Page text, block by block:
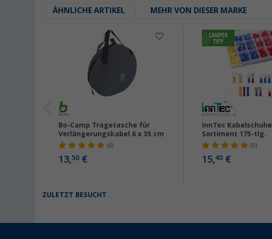
ÄHNLICHE ARTIKEL MEHR VON DIESER MARKE
Bo-Camp Tragetasche für
Verlängerungskabel 6 x 35 cm
(6)
13,50 €
InnTec Kabelschuhe
Sortiment 175-tlg.
(5)
15,40€
ZULETZT BESUCHT